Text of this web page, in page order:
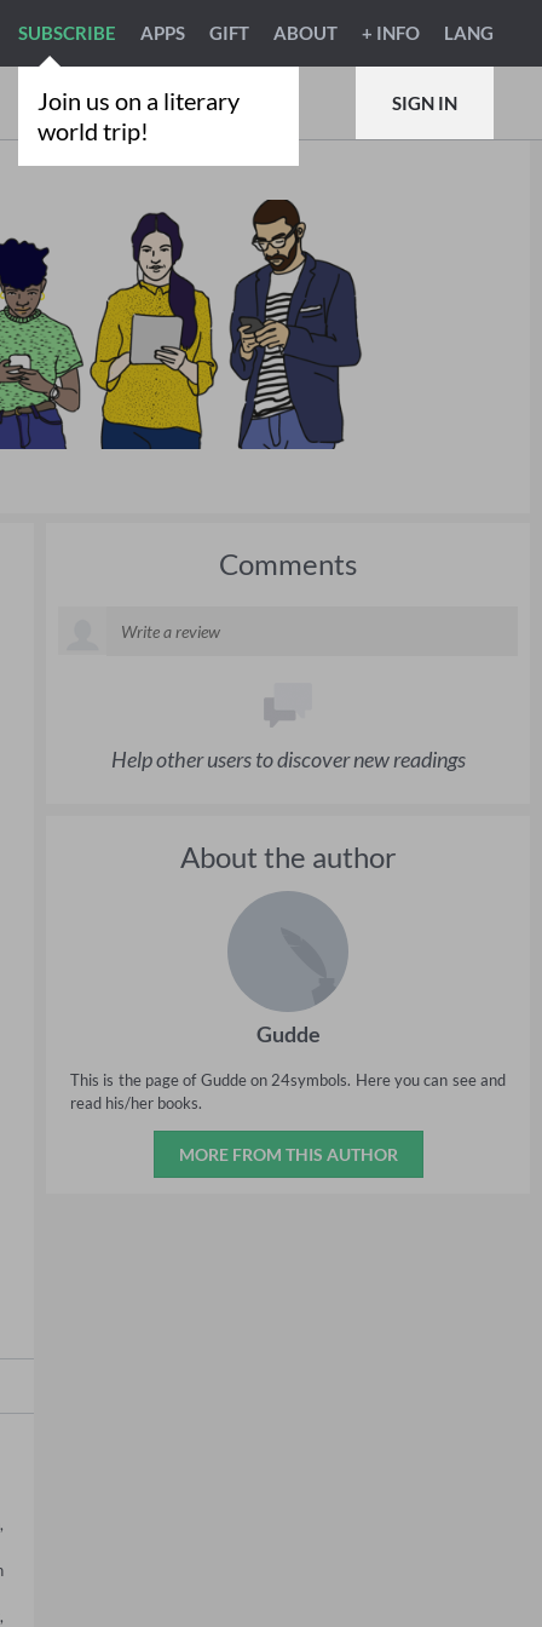
Join us on a literary
world trip!
SUBSCRIBE APPS GIFT ABOUT + INFO LANG
SIGN IN
Comments
Help other users to discover new readings
About the author
Gudde
This is the page of Gudde on 24symbols. Here you can see and
read his/her books.
MORE FROM THIS AUTHOR